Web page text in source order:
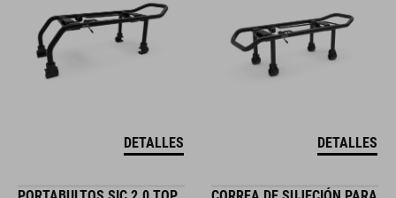
DETALLES DETALLES